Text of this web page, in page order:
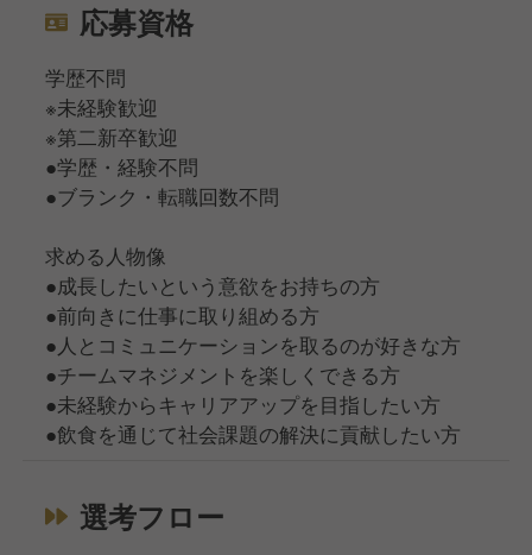
応募資格
学歴不問
※未経験歓迎
※第二新卒歓迎
●学歴・経験不問
●ブランク・転職回数不問
求める人物像
●成長したいという意欲をお持ちの方
●前向きに仕事に取り組める方
●人とコミュニケーションを取るのが好きな方
●チームマネジメントを楽しくできる方
●未経験からキャリアアップを目指したい方
●飲食を通じて社会課題の解決に貢献したい方
選考フロー